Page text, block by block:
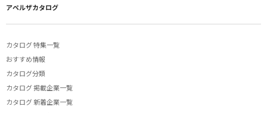
アペルザカタログ
カタログ 特集一覧
おすすめ情報
カタログ分類
カタログ 掲載企業一覧
カタログ 新着企業一覧